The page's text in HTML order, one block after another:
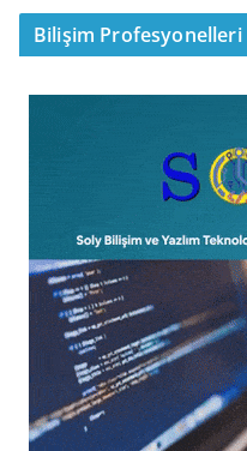
Bilişim